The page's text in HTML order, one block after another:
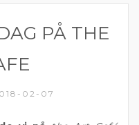
PÅ THE
02-07